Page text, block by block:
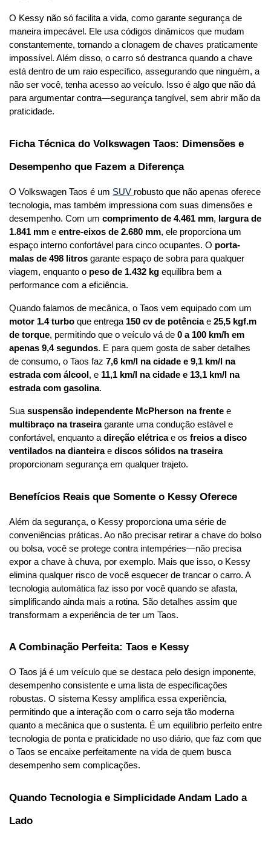
O Kessy não só facilita a vida, como garante segurança de
maneira impecável. Ele usa códigos dinâmicos que mudam
constantemente, tornando a clonagem de chaves praticamente
impossível. Além disso, o carro só destranca quando a chave
está dentro de um raio específico, assegurando que ninguém, a
não ser você, tenha acesso ao veículo. Isso é algo que não dá
para argumentar contra—segurança tangível, sem abrir mão da
praticidade.
Ficha Técnica do Volkswagen Taos: Dimensões e
Desempenho que Fazem a Diferença
O Volkswagen Taos é um SUV robusto que não apenas oferece
tecnologia, mas também impressiona com suas dimensões e
desempenho. Com um comprimento de 4.461 mm, largura de
1.841 mm e entre-eixos de 2.680 mm, ele proporciona um
espaço interno confortável para cinco ocupantes. O porta-
malas de 498 litros garante espaço de sobra para qualquer
viagem, enquanto o peso de 1.432 kg equilibra bem a
performance com a eficiência.
motor 1.4 turbo que entrega 150 cv de potência e 25,5 kgf.m
de torque, permitindo que o veículo vá de 0 a 100 km/h em
apenas 9,4 segundos. E para quem gosta de saber detalhes
de consumo, o Taos faz 7,6 km/l na cidade e 9,1 km/l na
estrada com álcool , e 11,1 km/l na cidade e 13,1 km/l na
estrada com gasolina.
Sua suspensão independente McPherson na frente
multibraço na traseira garante uma condução estável e
confortável, enquanto a direção elétrica e os freios a disco
ventilados na dianteira e discos sólidos na traseira
proporcionam segurança em qualquer trajeto.
Benefícios Reais que Somente o Kessy Oferece
Além da segurança, o Kessy proporciona uma série de
conveniências práticas. Ao não precisar retirar a chave do bolso
ou bolsa, você se protege contra intempéries—não precisa
expor a chave à chuva, por exemplo. Mais que isso, o Kessy
elimina qualquer risco de você esquecer de trancar o carro. A
tecnologia automática faz isso por você quando se afasta,
simplificando ainda mais a rotina. São detalhes assim que
transformam a experiência de ter um Taos.
A Combinação Perfeita: Taos e Kessy
O Taos já é um veículo que se destaca pelo design imponente,
desempenho consistente e uma lista de especificações
robustas. O sistema Kessy amplifica essa experiência,
permitindo que a interação com o carro seja tão moderna
quanto a mecânica que o sustenta. É um equilíbrio perfeito entre
tecnologia de ponta e praticidade no uso diário, que faz com que
o Taos se encaixe perfeitamente na vida de quem busca
desempenho sem complicações.
Quando Tecnologia e Simplicidade Andam Lado a
Lado